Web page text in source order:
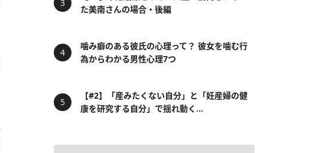
た美南さんの場合・後編
噛み癖のある彼氏の心理って？ 彼女を噛む行
為からわかる男性心理7つ
【#2】「産みたくない自分」と「妊産婦の健
康を研究する自分」で揺れ動く...